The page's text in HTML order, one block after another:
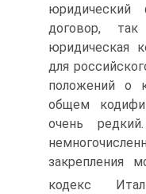
юридический
договор,
юридическая
для
положений о
общем
очень
закрепления
кодекс